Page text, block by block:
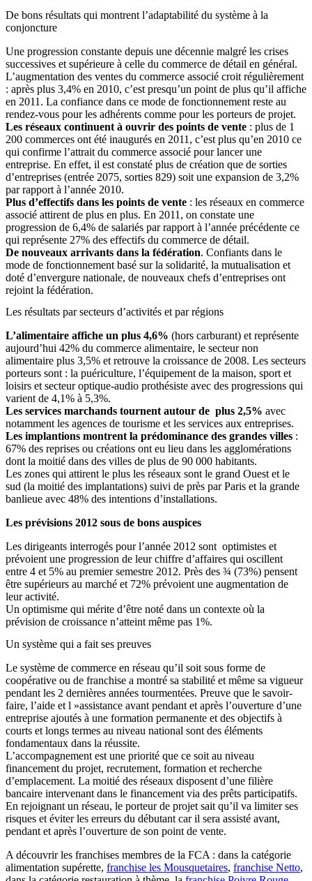
De bons résultats qui montrent l’adaptabilité du système à la
conjoncture
Une progression constante depuis une décennie malgré les crises
successives et supérieure à celle du commerce de détail en général.
L’augmentation des ventes du commerce associé croit régulièrement
: après plus 3,4% en 2010, c’est presqu’un point de plus qu’il affiche
en 2011. La confiance dans ce mode de fonctionnement reste au
rendez-vous pour les adhérents comme pour les porteurs de projet.
Les réseaux continuent à ouvrir des points de vente : plus de 1
200 commerces ont été inaugurés en 2011, c’est plus qu’en 2010 ce
qui confirme l’attrait du commerce associé pour lancer une
entreprise. En effet, il est constaté plus de création que de sorties
d’entreprises (entrée 2075, sorties 829) soit une expansion de 3,2%
par rapport à l’année 2010.
Plus d’effectifs dans les points de vente : les réseaux en commerce
associé attirent de plus en plus. En 2011, on constate une
progression de 6,4% de salariés par rapport à l’année précédente ce
qui représente 27% des effectifs du commerce de détail.
De nouveaux arrivants dans la fédération. Confiants dans le
mode de fonctionnement basé sur la solidarité, la mutualisation et
doté d’envergure nationale, de nouveaux chefs d’entreprises ont
rejoint la fédération.
Les résultats par secteurs d’activités et par régions
L’alimentaire affiche un plus 4,6% (hors carburant) et représente
aujourd’hui 42% du commerce alimentaire, le secteur non
alimentaire plus 3,5% et retrouve la croissance de 2008. Les secteurs
porteurs sont : la puériculture, l’équipement de la maison, sport et
loisirs et secteur optique-audio prothésiste avec des progressions qui
varient de 4,1% à 5,3%.
Les services marchands tournent autour de plus 2,5% avec
notamment les agences de tourisme et les services aux entreprises.
Les implantions montrent la prédominance des grandes villes :
67% des reprises ou créations ont eu lieu dans les agglomérations
dont la moitié dans des villes de plus de 90 000 habitants.
Les zones qui attirent le plus les réseaux sont le grand Ouest et le
sud (la moitié des implantations) suivi de près par Paris et la grande
banlieue avec 48% des intentions d’installations.
Les prévisions 2012 sous de bons auspices
Les dirigeants interrogés pour l’année 2012 sont optimistes et
prévoient une progression de leur chiffre d’affaires qui oscillent
entre 4 et 5% au premier semestre 2012. Près des ¾ (73%) pensent
être supérieurs au marché et 72% prévoient une augmentation de
leur activité.
Un optimisme qui mérite d’être noté dans un contexte où la
prévision de croissance n’atteint même pas 1%.
Un système qui a fait ses preuves
Le système de commerce en réseau qu’il soit sous forme de
coopérative ou de franchise a montré sa stabilité et même sa vigueur
pendant les 2 dernières années tourmentées. Preuve que le savoir-
faire, l’aide et l »assistance avant pendant et après l’ouverture d’une
entreprise ajoutés à une formation permanente et des objectifs à
courts et longs termes au niveau national sont des éléments
fondamentaux dans la réussite.
L’accompagnement est une priorité que ce soit au niveau
financement du projet, recrutement, formation et recherche
d’emplacement. La moitié des réseaux disposent d’une filière
bancaire intervenant dans le financement via des prêts participatifs.
En rejoignant un réseau, le porteur de projet sait qu’il va limiter ses
risques et éviter les erreurs du débutant car il sera assisté avant,
pendant et après l’ouverture de son point de vente.
A découvrir les franchises membres de la FCA : dans la catégorie
alimentation supérette, franchise les Mousquetaires, franchise Netto,